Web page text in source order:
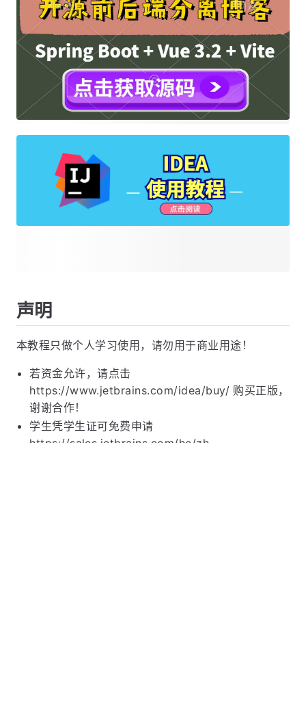
声明
本教程只做个人学习使用，请勿用于商业用途！
若资金允许，请点击
https://www.jetbrains.com/idea/buy/ 购买正版，
谢谢合作！
学生凭学生证可免费申请
https://sales.jetbrains.com/hc/zh-